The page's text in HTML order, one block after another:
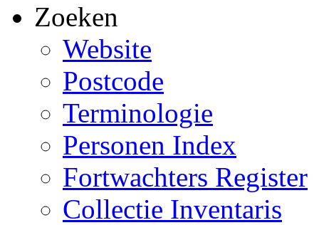
Zoeken
Website
Postcode
Terminologie
Personen Index
Fortwachters Register
Collectie Inventaris